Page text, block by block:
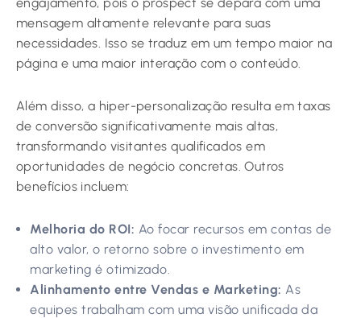
mensagem altamente relevante para suas
necessidades. Isso se traduz em um tempo maior na
página e uma maior interação com o conteúdo.
Além disso, a hiper-personalização resulta em taxas
de conversão significativamente mais altas,
transformando visitantes qualificados em
oportunidades de negócio concretas. Outros
benefícios incluem:
Melhoria do ROI: Ao focar recursos em contas de
alto valor, o retorno sobre o investimento em
marketing é otimizado.
Alinhamento entre Vendas e Marketing: As
equipes trabalham com uma visão unificada da